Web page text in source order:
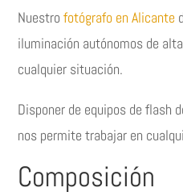
Nuestrofotógrafo en Alicante
iluminación autónomos de
cualquier situación.
Disponer de equipos de flash
nos permite trabajar en
Composición